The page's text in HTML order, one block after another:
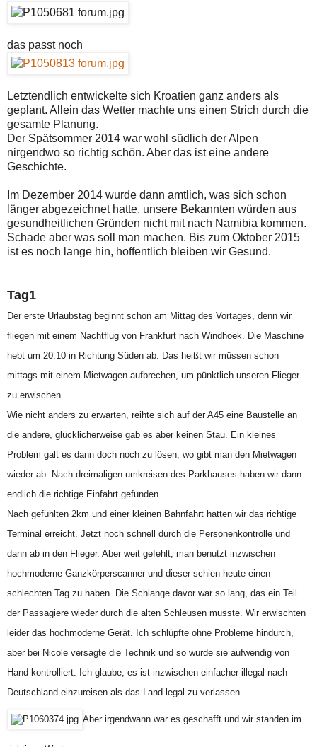
das passt noch
Letztendlich entwickelte sich Kroatien ganz anders als
geplant. Allein das Wetter machte uns einen Strich durch die
gesamte Planung.
Der Spätsommer 2014 war wohl südlich der Alpen
nirgendwo so richtig schön. Aber das ist eine andere
Geschichte.
Im Dezember 2014 wurde dann amtlich, was sich schon
länger abgezeichnet hatte, unsere Bekannten würden aus
gesundheitlichen Gründen nicht mit nach Namibia kommen.
Schade aber was soll man machen. Bis zum Oktober 2015
ist es noch lange hin, hoffentlich bleiben wir Gesund.
Tag1
Der erste Urlaubstag beginnt schon am Mittag des Vortages, denn wir
fliegen mit einem Nachtflug von Frankfurt nach Windhoek. Die Maschine
hebt um 20:10 in Richtung Süden ab. Das heißt wir müssen schon
mittags mit einem Mietwagen aufbrechen, um pünktlich unseren Flieger
zu erwischen.
Wie nicht anders zu erwarten, reihte sich auf der A45 eine Baustelle an
die andere, glücklicherweise gab es aber keinen Stau. Ein kleines
Problem galt es dann doch noch zu lösen, wo gibt man den Mietwagen
wieder ab. Nach dreimaligen umkreisen des Parkhauses haben wir dann
endlich die richtige Einfahrt gefunden.
Nach gefühlten 2km und einer kleinen Bahnfahrt hatten wir das richtige
Terminal erreicht. Jetzt noch schnell durch die Personenkontrolle und
dann ab in den Flieger. Aber weit gefehlt, man benutzt inzwischen
hochmoderne Ganzkörperscanner und dieser schien heute einen
schlechten Tag zu haben. Die Schlange davor war so lang, das ein Teil
der Passagiere wieder durch die alten Schleusen musste. Wir erwischten
leider das hochmoderne Gerät. Ich schlüpfte ohne Probleme hindurch,
aber bei Nicole versagte die Technik und so wurde sie aufwendig von
Hand kontrolliert. Ich glaube, es ist inzwischen einfacher illegal nach
Deutschland einzureisen als das Land legal zu verlassen.
Aber irgendwann war es geschafft und wir standen im